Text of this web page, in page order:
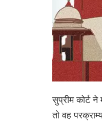
सुप्रीम कोर्ट
तो वह